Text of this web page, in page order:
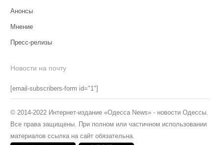
Анонсы
Мнение
Пресс-релизы
Новости на почту
[email-subscribers-form id="1"]
© 2014-2022 Интернет-издание «Одесса News» - новости Одессы.
Все права защищены. При полном или частичном использовании
материалов ссылка на сайт обязательна.